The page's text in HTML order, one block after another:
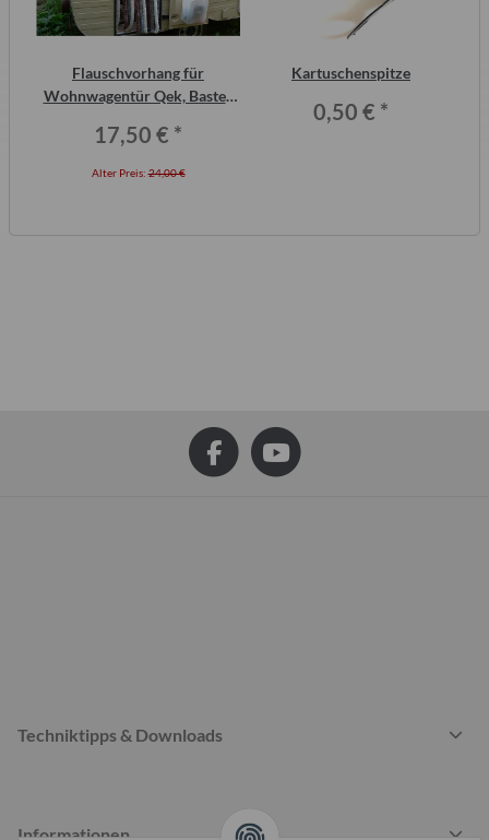
Flauschvorhang für
Wohnwagentür Qek, Bastei,
17,50 € *
Alter Preis:24,00 €
Kartuschenspitze
0,50 € *
Techniktipps & Downloads
Informationen